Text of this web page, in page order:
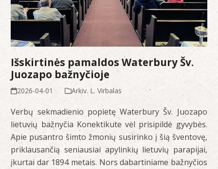
Išskirtinės pamaldos Waterbury Šv.
Juozapo bažnyčioje
2026-04-01 Arkiv. L. Virbalas
Verbų sekmadienio popietę Waterbury Šv. Juozapo
lietuvių bažnyčia Konektikute vėl prisipildė gyvybės.
Apie pusantro šimto žmonių susirinko į šią šventovę,
priklausančią seniausiai apylinkių lietuvių parapijai,
įkurtai dar 1894 metais. Nors dabartiniame bažnyčios